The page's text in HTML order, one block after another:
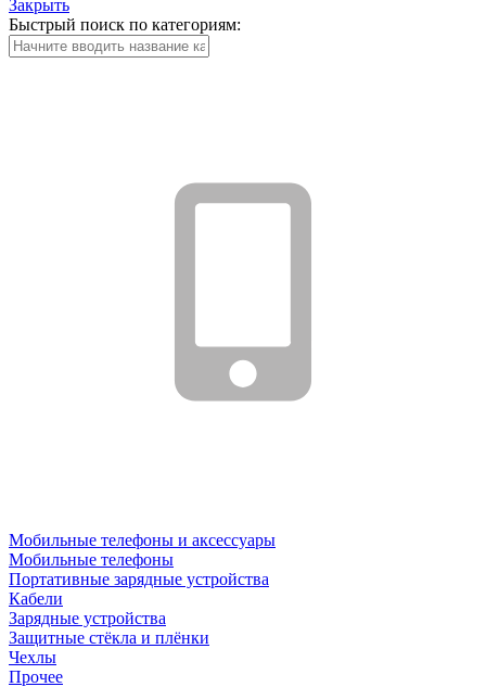
Закрыть
Быстрый поиск по категориям:
Мобильные телефоны и аксессуары
Мобильные телефоны
Портативные зарядные устройства
Кабели
Зарядные устройства
Защитные стёкла и плёнки
Чехлы
Прочее